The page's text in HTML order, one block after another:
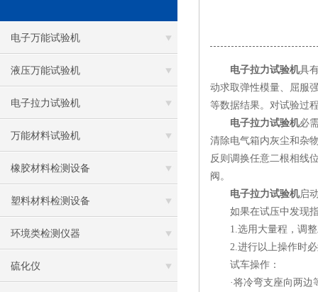
电子万能试验机
液压万能试验机
电子拉力试验机
万能材料试验机
橡胶材料检测设备
塑料材料检测设备
环境类检测仪器
硫化仪
电子拉力试验机具
动求取弹性模量、屈服
等数据结果。对试验过
电子拉力试验机必
清除电气箱内灰尘和杂
反则调换任意二根相线
阀。
电子拉力试验机启
如果在试压中发现指
1.选用大量程，调整
2.进行以上操作时必
试车操作：
·将冷弯支座向两边